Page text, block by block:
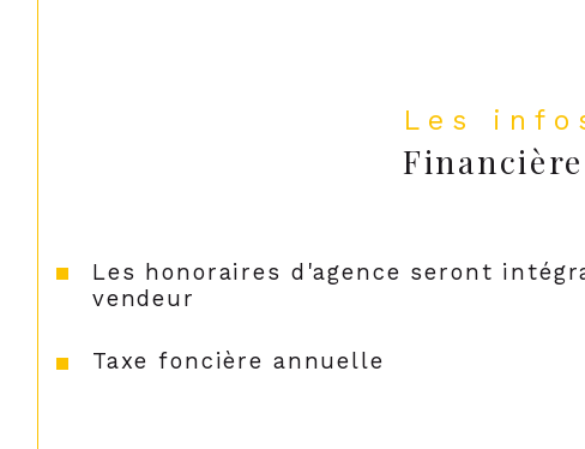
Les
Les honoraires d'agence seront
vendeur
Taxe foncière annuelle